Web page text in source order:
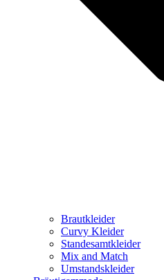
Brautkleider
Curvy Kleider
Standesamtkleider
Mix and Match
Umstandskleider